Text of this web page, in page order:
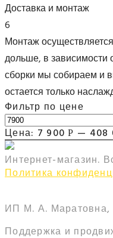
Доставка и монтаж
6
Монтаж
дольше, в зависимости
сборки мы собираем и
остается только
Фильтр по цене
Цена: 7 900Р — 408
Интернет-магазин.
Политика
ИП М. А.
Поддержка и